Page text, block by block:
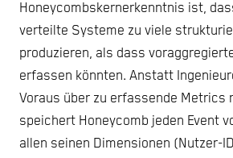
Honeycombskernerkenntnis ist,
verteilte Systeme zu viele
produzieren, als dass
erfassen könnten. Anstatt
Voraus über zu erfassende Metrics
speichert Honeycomb jeden Event
allen seinen Dimensionen (Nutzer-